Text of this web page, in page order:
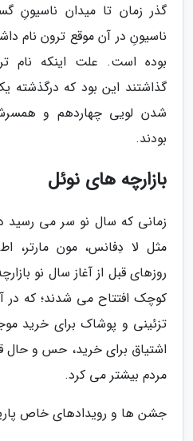
گذر زمان تا میدان ناسیونِ
ناسیونِ در آن موقع ترون نام
بوده است. علت اینکه نام
گذاشتند این بود که
شدن لویی چهاردهم و
بودند.
بازارچه های نوئل
زمانی که سال نو سر می رسید
مثل لا دِفانس، مون مارتر،
روزهای قبل از آغاز سال نو
کوچک افتتاح می شدند؛ که در
تزئینی و پوشاک برای خرید
اشتیاق برای خرید، حس و حال
مردم بیشتر می کرد.
جشن ها و رویدادهای خاص